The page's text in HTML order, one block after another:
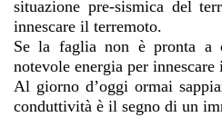
situazione pre-sismica del
innescare il terremoto.
Se la faglia non è pronta a
notevole energia per
Al giorno d’oggi ormai
conduttività è il segno di un